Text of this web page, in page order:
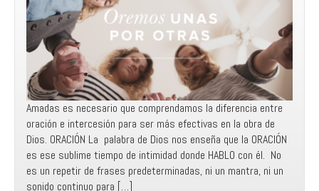
Amadas es necesario que comprendamos la diferencia entre
oración e intercesión para ser más efectivas en la obra de
Dios. ORACIÓN La palabra de Dios nos enseña que la ORACIÓN
es ese sublime tiempo de intimidad donde HABLO con él. No
es un repetir de frases predeterminadas, ni un mantra, ni un
sonido continuo para […]